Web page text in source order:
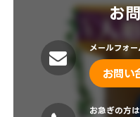
お
メールフォ
お問い
お急ぎの方